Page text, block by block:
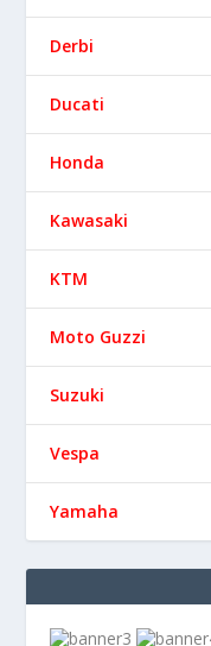
Derbi
Ducati
Honda
Kawasaki
KTM
Moto Guzzi
Suzuki
Vespa
Yamaha